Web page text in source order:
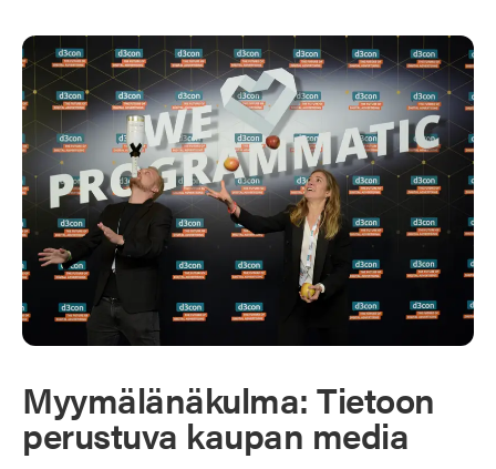
Myymälänäkulma: Tietoon
perustuva kaupan media